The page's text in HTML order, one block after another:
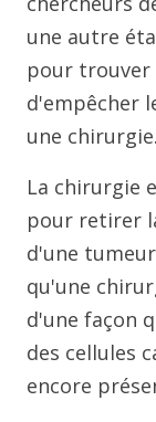
une autre
pour trouver
d'empêcher
une chirurgie.
La chirurgie
pour retirer
d'une
qu'une
d'une façon
des cellules
encore